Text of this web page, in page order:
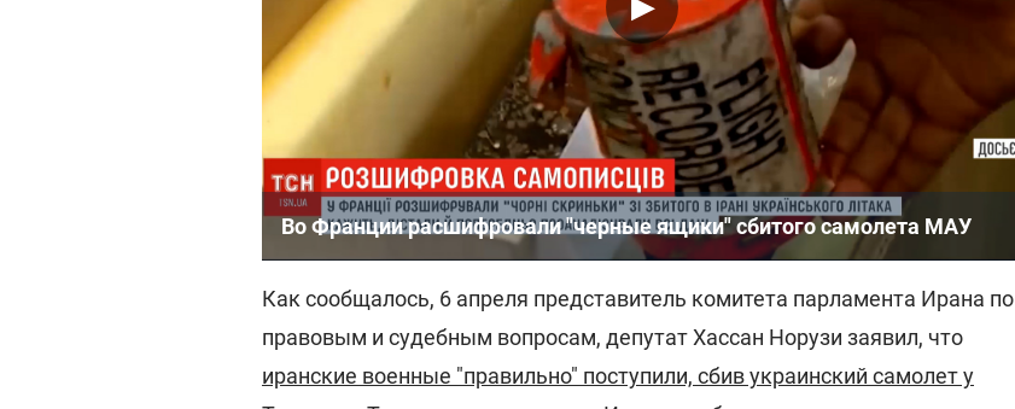
Во Франции расшифровали "черные ящики" сбитого самолета МАУ
Как сообщалось, 6 апреля представитель комитета парламента Ирана по
правовым и судебным вопросам, депутат Хассан Норузи заявил, что
иранские военные "правильно" поступили, сбив украинский самолет у